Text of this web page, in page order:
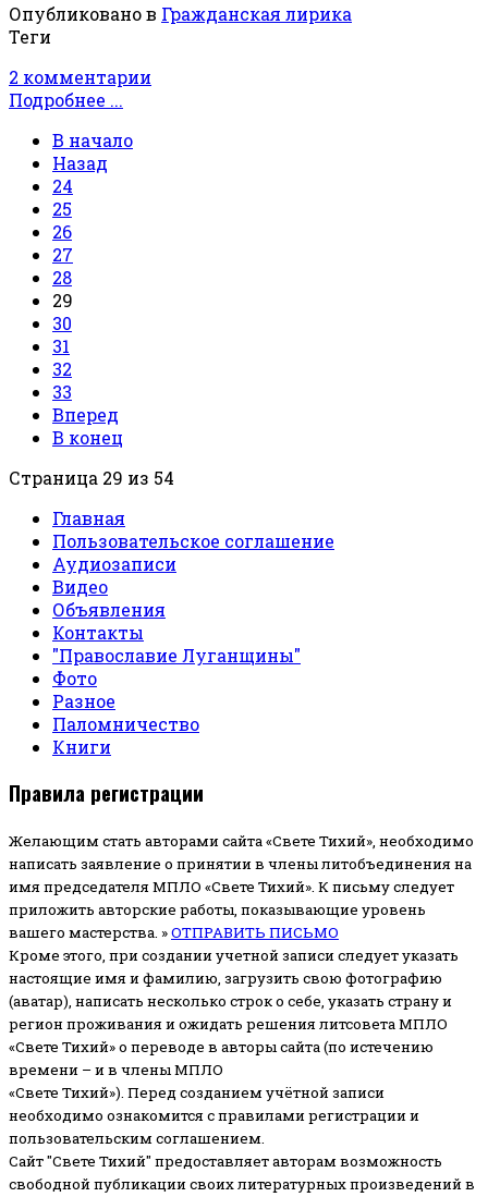
Опубликовано в Гражданская лирика
Теги
2 комментарии
Подробнее ...
В начало
Назад
24
25
26
27
28
29
30
31
32
33
Вперед
В конец
Страница 29 из 54
Главная
Пользовательское соглашение
Аудиозаписи
Видео
Объявления
Контакты
"Православие Луганщины"
Фото
Разное
Паломничество
Книги
Правила регистрации
Желающим стать авторами сайта «Свете Тихий», необходимо
написать заявление о принятии в члены литобъединения на
имя председателя МПЛО «Свете Тихий». К письму следует
приложить авторские работы, показывающие уровень
вашего мастерства. »ОТПРАВИТЬ ПИСЬМО
Кроме этого, при создании учетной записи следует указать
настоящие имя и фамилию, загрузить свою фотографию
(аватар), написать несколько строк о себе, указать страну и
регион проживания и ожидать решения литсовета МПЛО
«Свете Тихий» о переводе в авторы сайта (по истечению
времени – и в члены МПЛО
«Свете Тихий»). Перед созданием учётной записи
необходимо ознакомится с правилами регистрации и
пользовательским соглашением.
Сайт "Свете Тихий" предоставляет авторам возможность
свободной публикации своих литературных произведений в